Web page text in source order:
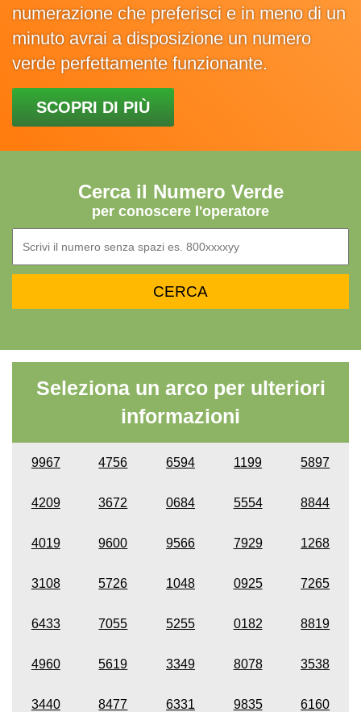
numerazione che preferisci e in meno di un
minuto avrai a disposizione un numero
verde perfettamente funzionante.
SCOPRI DI PIÙ
Cerca il Numero Verde
per conoscere l'operatore
Seleziona un arco per ulteriori
informazioni
9967 4756 6594 1199 5897
4209 3672 0684 5554 8844
4019 9600 9566 7929 1268
3108 5726 1048 0925 7265
6433 7055 5255 0182 8819
4960 5619 3349 8078 3538
3440 8477 6331 9835 6160